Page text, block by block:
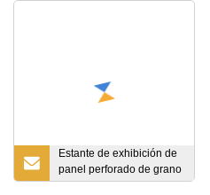
Estante de exhibición de
panel perforado de grano
de madera de tienda